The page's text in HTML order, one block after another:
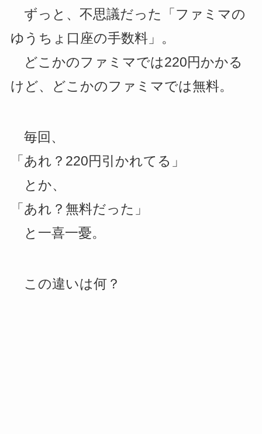
ずっと、不思議だった「ファミマの
ゆうちょ口座の手数料」。
どこかのファミマでは220円かかる
けど、どこかのファミマでは無料。
毎回、
「あれ？220円引かれてる」
とか、
「あれ？無料だった」
と一喜一憂。
この違いは何？